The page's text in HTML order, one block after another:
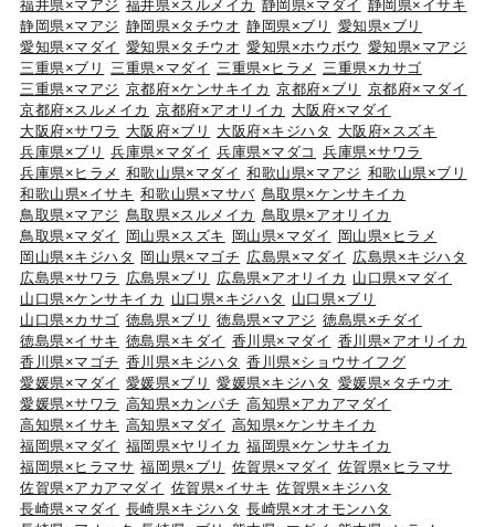
福井県×マアジ 福井県×スルメイカ 静岡県×マダイ 静岡県×イサキ
静岡県×マアジ 静岡県×タチウオ 静岡県×ブリ
愛知県×ブリ
愛知県×マダイ 愛知県×タチウオ 愛知県×ホウボウ 愛知県×マアジ
三重県×ブリ
三重県×マダイ 三重県×ヒラメ
三重県×カサゴ
三重県×マアジ 京都府×ケンサキイカ 京都府×ブリ
京都府×マダイ
京都府×スルメイカ 京都府×アオリイカ
大阪府×マダイ
大阪府×サワラ
大阪府×ブリ 大阪府×キジハタ
大阪府×スズキ
兵庫県×ブリ
兵庫県×マダイ 兵庫県×マダコ
兵庫県×サワラ
兵庫県×ヒラメ 和歌山県×マダイ 和歌山県×マアジ 和歌山県×ブリ
和歌山県×イサキ 和歌山県×マサバ 鳥取県×ケンサキイカ
鳥取県×マアジ 鳥取県×スルメイカ 鳥取県×アオリイカ
鳥取県×マダイ
岡山県×スズキ 岡山県×マダイ
岡山県×ヒラメ
岡山県×キジハタ
岡山県×マゴチ 広島県×マダイ 広島県×キジハタ
広島県×サワラ
広島県×ブリ 広島県×アオリイカ 山口県×マダイ
山口県×ケンサキイカ
山口県×キジハタ
山口県×ブリ
山口県×カサゴ 徳島県×ブリ 徳島県×マアジ 徳島県×チダイ
徳島県×イサキ 徳島県×キダイ 香川県×マダイ 香川県×アオリイカ
香川県×マゴチ 香川県×キジハタ 香川県×ショウサイフグ
愛媛県×マダイ 愛媛県×ブリ 愛媛県×キジハタ 愛媛県×タチウオ
愛媛県×サワラ 高知県×カンパチ 高知県×アカアマダイ
高知県×イサキ 高知県×マダイ 高知県×ケンサキイカ
福岡県×マダイ 福岡県×ヤリイカ 福岡県×ケンサキイカ
福岡県×ヒラマサ 福岡県×ブリ 佐賀県×マダイ 佐賀県×ヒラマサ
佐賀県×アカアマダイ 佐賀県×イサキ 佐賀県×キジハタ
長崎県×マダイ 長崎県×キジハタ 長崎県×オオモンハタ